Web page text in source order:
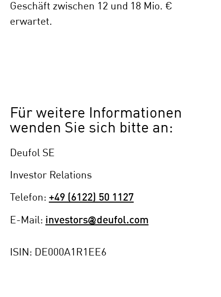
Geschäft zwischen 12 und 18 Mio. €
erwartet.
Für weitere Informationen
wenden Sie sich bitte an:
Deufol SE
Investor Relations
Telefon: +49 (6122) 50 1127
E-Mail: investors@deufol.com
ISIN: DE000A1R1EE6